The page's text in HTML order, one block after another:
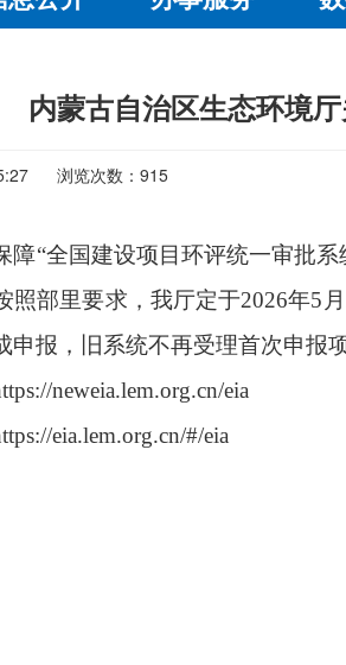
内蒙古自治区生态环境
浏览次数：915
障“全国建设项目环评统一审批
照部里要求，我厅定于2026年5
申报，旧系统不再受理首次申报
neweia.lem.org.cn/eia
eia.lem.org.cn/#/eia